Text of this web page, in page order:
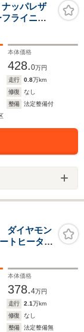
ッパレザ
ライニン
TV アッ
本体価格
428.0万円
走行 0.8万km
修復
なし
整備
法定整備付
イヤモン
トヒーター
ETC2.0
本体価格
378.4万円
走行 2.1万km
修復
なし
整備
法定整備無